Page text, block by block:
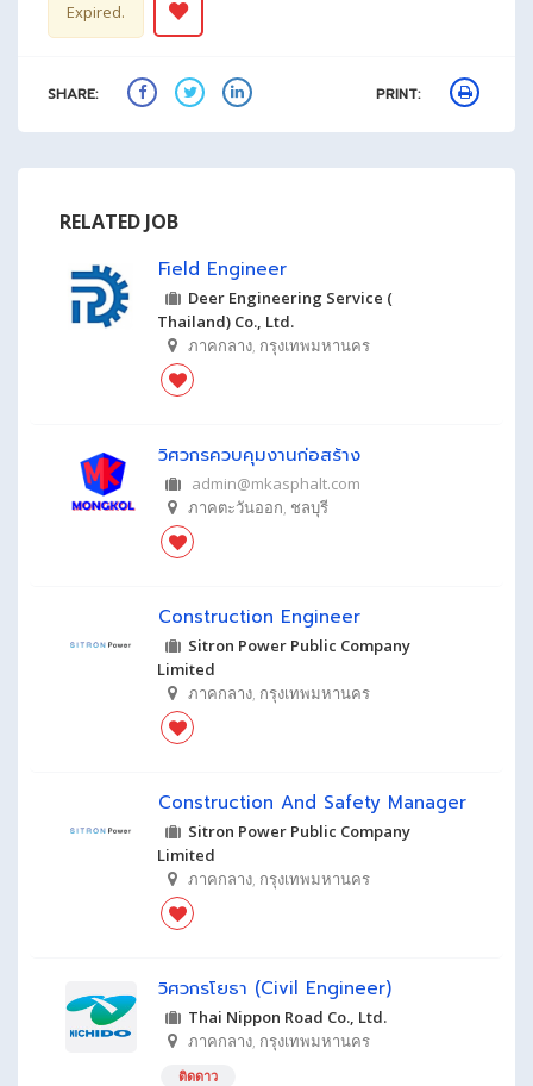
Expired.
SHARE: PRINT:
RELATED JOB
Field Engineer
Deer Engineering Service (
Thailand) Co., Ltd.
ภาคกลาง, กรุงเทพมหานคร
วิศวกรควบคุมงานก่อสร้าง
admin@mkasphalt.com
ภาคตะวันออก, ชลบุรี
Construction Engineer
Sitron Power Public Company
Limited
ภาคกลาง, กรุงเทพมหานคร
Construction And Safety Manager
Sitron Power Public Company
Limited
ภาคกลาง, กรุงเทพมหานคร
วิศวกรโยธา (Civil Engineer)
Thai Nippon Road Co., Ltd.
ภาคกลาง, กรุงเทพมหานคร
ติดดาว